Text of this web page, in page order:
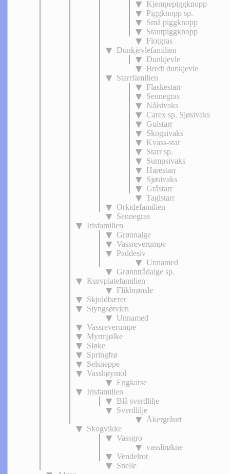
Kjempepiggknopp
Piggknopp sp.
Små piggknopp
Stautpiggknopp
Flotgras
Dunkjevlefamilien
Dunkjevle
Bredt dunkjevle
Starrfamilien
Flaskestarr
Sennegras
Nålsivaks
Carex sp. Sjøsivaks
Gulstarr
Skogsivaks
Kvass-star
Starr sp.
Sumpsivaks
Harestarr
Sjøsivaks
Gråstarr
Taglstarr
Orkidefamilien
Sennegras
Irisfamilien
Grønnalge
Vassreverumpe
Paddesiv
Unnamed
Grønntrådalge sp.
Kurvplatefamilien
Flikbrønsle
Skjoldbærer
Slyngsøtvien
Unnamed
Vassreverumpe
Myrmjølke
Sløke
Springfrø
Selsneppe
Vasshøymol
Engkarse
Irisfamilien
Blå sverdlilje
Sverdlilje
Åkergråurt
Skogvikke
Vassgro
vasslirøkne
Vendelrot
Snelle